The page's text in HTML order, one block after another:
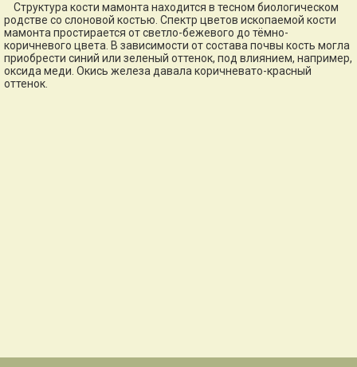
Структура кости мамонта находится в тесном биологическом
родстве со слоновой костью. Спектр цветов ископаемой кости
мамонта простирается от светло-бежевого до тёмно-
коричневого цвета. В зависимости от состава почвы кость могла
приобрести синий или зеленый оттенок, под влиянием, например,
оксида меди. Окись железа давала коричневато-красный
оттенок.